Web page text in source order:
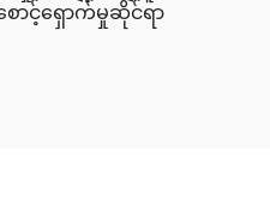
ာင့်ရှောက်မှုဆိုင်ရာ